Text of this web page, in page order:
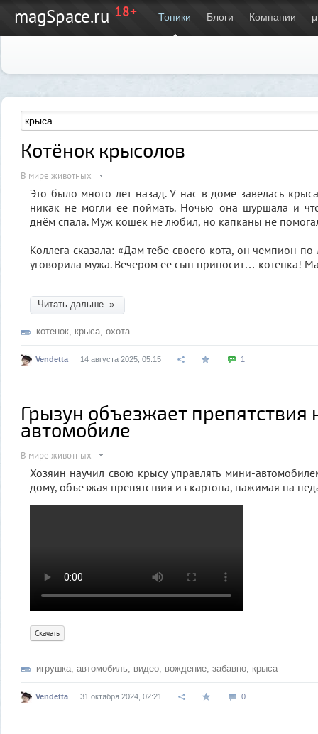
magSpace.ru 18+ Топики Блоги Компании μ
Котёнок крысолов⁠⁠
В мире животных
Это было много лет назад. У нас в доме завелась
никак не могли её поймать. Ночью она шуршала и
днём спала. Муж кошек не любил, но капканы не
Коллега сказала: «Дам тебе своего кота, он чемпион
уговорила мужа. Вечером её сын приносит… котёнка!
Читать дальше »
котенок, крыса, охота
Vendetta 14 августа 2025, 05:15 1
Грызун объезжает препятствия
автомобиле
В мире животных
Хозяин научил свою крысу управлять мини-
дому, объезжая препятствия из картона, нажимая на
Скачать
игрушка, автомобиль, видео, вождение, забавно, крыса
Vendetta 31 октября 2024, 02:21 0